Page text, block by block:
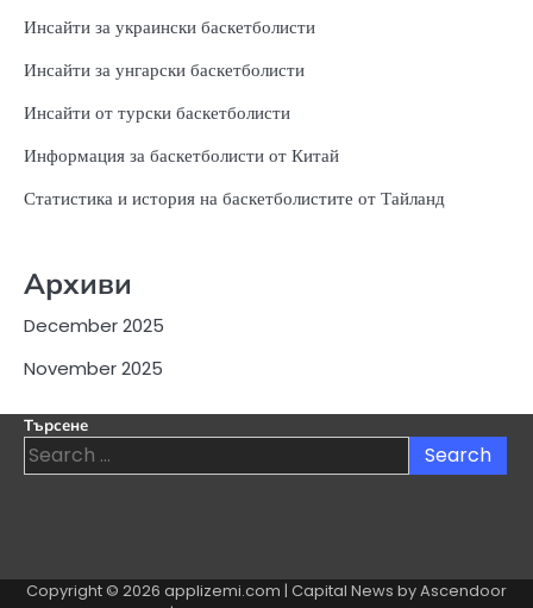
Инсайти за украински баскетболисти
Инсайти за унгарски баскетболисти
Инсайти от турски баскетболисти
Информация за баскетболисти от Китай
Статистика и история на баскетболистите от Тайланд
Архиви
December 2025
November 2025
Търсене
Search
for:
Copyright © 2026 applizemi.com | Capital News byAscendoor